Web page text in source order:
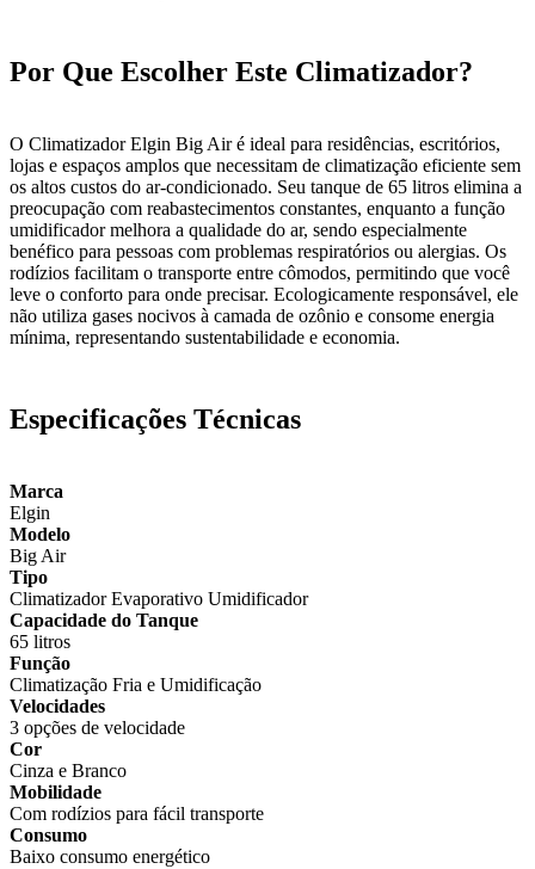
Por Que Escolher Este Climatizador?
O Climatizador Elgin Big Air é ideal para residências, escritórios,
lojas e espaços amplos que necessitam de climatização eficiente sem
os altos custos do ar-condicionado. Seu tanque de 65 litros elimina a
preocupação com reabastecimentos constantes, enquanto a função
umidificador melhora a qualidade do ar, sendo especialmente
benéfico para pessoas com problemas respiratórios ou alergias. Os
rodízios facilitam o transporte entre cômodos, permitindo que você
leve o conforto para onde precisar. Ecologicamente responsável, ele
não utiliza gases nocivos à camada de ozônio e consome energia
mínima, representando sustentabilidade e economia.
Especificações Técnicas
Marca
Elgin
Modelo
Big Air
Tipo
Climatizador Evaporativo Umidificador
Capacidade do Tanque
65 litros
Função
Climatização Fria e Umidificação
Velocidades
3 opções de velocidade
Cor
Cinza e Branco
Mobilidade
Com rodízios para fácil transporte
Consumo
Baixo consumo energético